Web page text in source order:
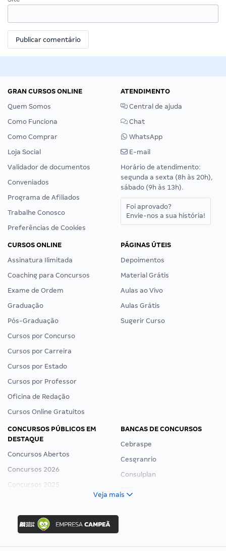
GRAN CURSOS ONLINE
Quem Somos
Como Funciona
Como Comprar
Loja Social
Validador de documentos
Conveniados
Programa de Afiliados
Trabalhe Conosco
Preferências de Cookies
ATENDIMENTO
Central de ajuda
Chat
WhatsApp
E-mail
Horário de atendimento:
segunda a sexta (8h às 20h),
sábado (9h às 13h).
Foi aprovado?
Envie-nos a sua história!
CURSOS ONLINE
Assinatura Ilimitada
Coaching para Concursos
Exame de Ordem
Graduação
Pós-Graduação
Cursos por Concurso
Cursos por Carreira
Cursos por Estado
Cursos por Professor
Oficina de Redação
Cursos Online Gratuitos
PÁGINAS ÚTEIS
Depoimentos
Material Grátis
Aulas ao Vivo
Aulas Grátis
Sugerir Curso
CONCURSOS PÚBLICOS EM
DESTAQUE
Concursos Abertos
Concursos 2026
Concursos 2025
Concurso Ibama
Concurso MPU
Editais publicados
BANCAS DE CONCURSOS
Cebraspe
Cesgranrio
Consulplan
Veja mais